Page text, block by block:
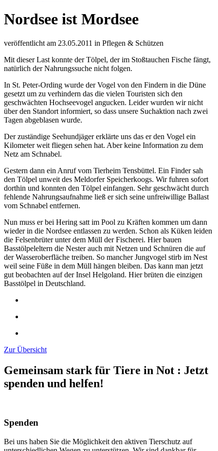
Nordsee ist Mordsee
veröffentlicht am 23.05.2011 in Pflegen & Schützen
Mit dieser Last konnte der Tölpel, der im Stoßtauchen Fische fängt,
natürlich der Nahrungssuche nicht folgen.
In St. Peter-Ording wurde der Vogel von den Findern in die Düne
gesetzt um zu verhindern das die vielen Touristen sich den
geschwächten Hochseevogel angucken. Leider wurden wir nicht
über den Standort informiert, so dass unsere Suchaktion nach zwei
Tagen abgeblasen wurde.
Der zuständige Seehundjäger erklärte uns das er den Vogel ein
Kilometer weit fliegen sehen hat. Aber keine Information zu dem
Netz am Schnabel.
Gestern dann ein Anruf vom Tierheim Tensbüttel. Ein Finder sah
den Tölpel unweit des Meldorfer Speicherkoogs. Wir fuhren sofort
dorthin und konnten den Tölpel einfangen. Sehr geschwächt durch
fehlende Nahrungsaufnahme ließ er sich seine unfreiwillige Ballast
vom Schnabel entfernen.
Nun muss er bei Hering satt im Pool zu Kräften kommen um dann
wieder in die Nordsee entlassen zu werden. Schon als Küken leiden
die Felsenbrüter unter dem Müll der Fischerei. Hier bauen
Basstölpeleltern die Nester auch mit Netzen und Schnüren die auf
der Wasseroberfläche treiben. So mancher Jungvogel stirb im Nest
weil seine Füße in dem Müll hängen bleiben. Das kann man jetzt
gut beobachten auf der Insel Helgoland. Hier brüten die einzigen
Basstölpel in Deutschland.
Zur Übersicht
Gemeinsam stark für Tiere in Not : Jetzt
spenden und helfen!
Spenden
Bei uns haben Sie die Möglichkeit den aktiven Tierschutz auf